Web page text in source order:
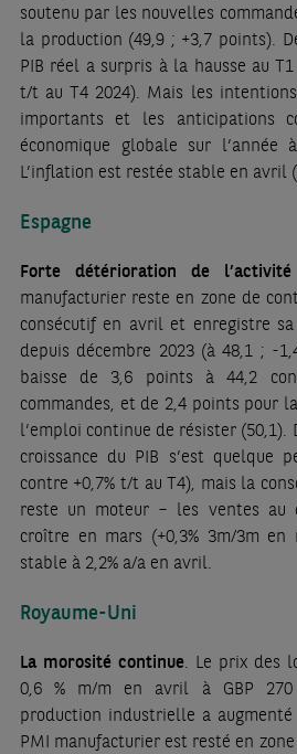
soutenu par les nouvelles
la production (49,9 ; +3,7 points).
PIB réel a surpris à la hausse au
t/t au T4 2024). Mais les
importants et les anticipations
économique globale sur
L’inflation est restée stable en avril
Espagne
Forte détérioration de
manufacturier reste en zone de
consécutif en avril et enregistre
depuis décembre 2023 (à 48,1 ; -
baisse de 3,6 points à 44,2
commandes, et de 2,4 points pour
l’emploi continue de résister (50,1).
croissance du PIB s’est quelque
contre +0,7% t/t au T4), mais la
reste un moteur – les ventes au
croître en mars (+0,3% 3m/3m en
stable à 2,2% a/a en avril.
Royaume-Uni
La morosité continue. Le prix des
0,6 % m/m en avril à GBP 270
production industrielle a
PMI manufacturier est resté en